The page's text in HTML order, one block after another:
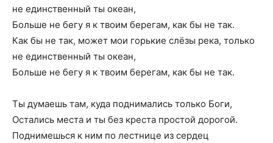
не единственный ты океан,
Больше не бегу я к твоим берегам, как бы не так.
Как бы не так, может мои горькие слёзы река, только
не единственный ты океан,
Больше не бегу я к твоим берегам, как бы не так.
Ты думаешь там, куда поднимались только Боги,
Остались места и ты без креста простой дорогой.
Поднимешься к ним по лестнице из сердец